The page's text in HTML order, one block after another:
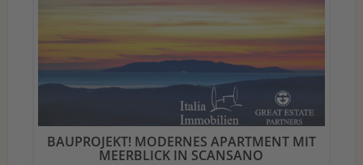
BAUPROJEKT! MODERNES APARTMENT MIT
MEERBLICK IN SCANSANO